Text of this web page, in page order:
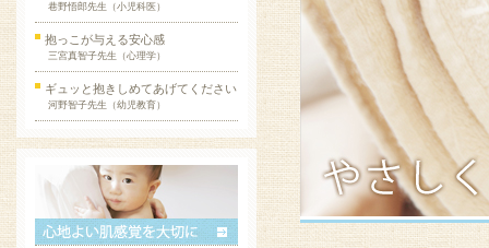
巷野悟郎先生（小児科医）
抱っこが与える安心感
三宮真智子先生（心理学）
ギュッと抱きしめてあげてください
河野智子先生（幼児教育）